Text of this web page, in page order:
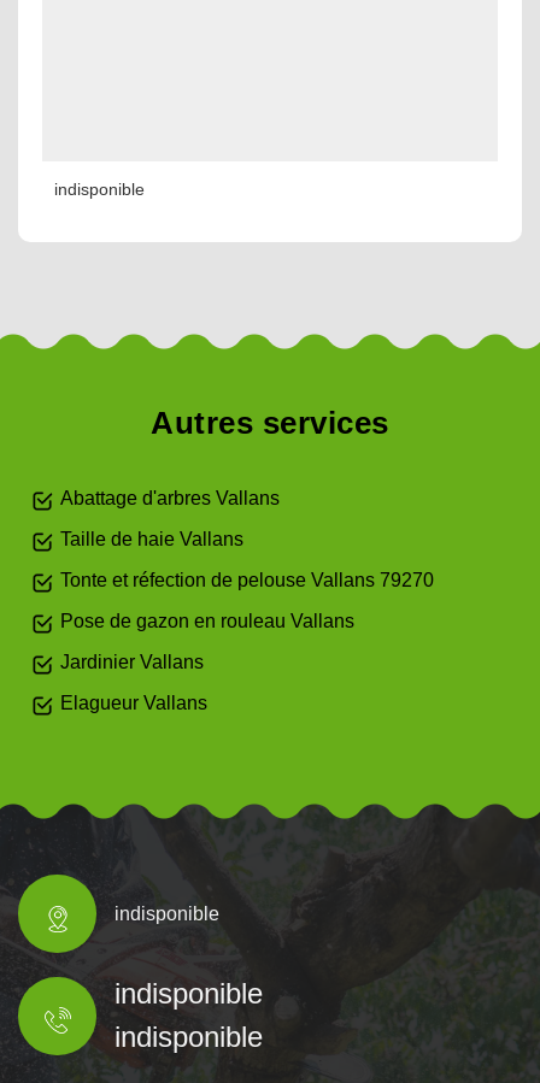
indisponible
Autres services
Abattage d'arbres Vallans
Taille de haie Vallans
Tonte et réfection de pelouse Vallans 79270
Pose de gazon en rouleau Vallans
Jardinier Vallans
Elagueur Vallans
indisponible
indisponible
indisponible